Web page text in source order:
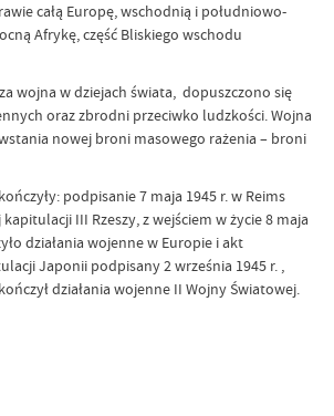
całą Europę, wschodnią i południowo-
Afrykę, część Bliskiego wschodu
wojna w dziejach świata, dopuszczono się
oraz zbrodni przeciwko ludzkości. Wojna
nowej broni masowego rażenia – broni
podpisanie 7 maja 1945 r. w Reims
III Rzeszy, z wejściem w życie 8 maja
działania wojenne w Europie i akt
Japonii podpisany 2 września 1945 r. ,
działania wojenne II Wojny Światowej.